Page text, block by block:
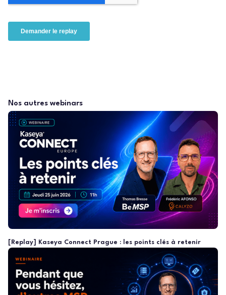
Nos autres webinars
[Replay] Kaseya Connect Prague : les points clés à retenir